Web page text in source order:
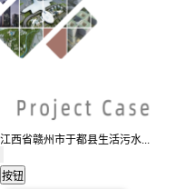
江西省赣州市于都县生活污水...